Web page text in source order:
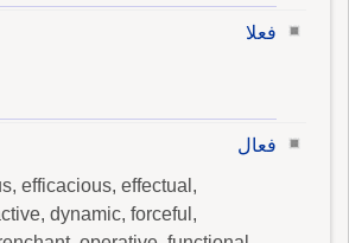
فعلا
فعال
efficacious, effectual,
dynamic, forceful,